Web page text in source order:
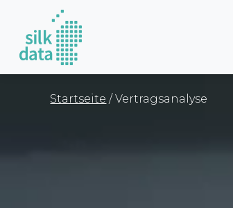
Startseite / Vertragsanalyse